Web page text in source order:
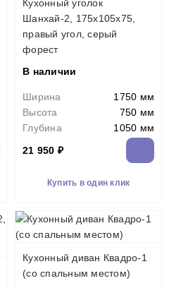
Кухонный уголок
Шанхай-2, 175x105x75,
правый угол, серый
форест
В наличии
Ширина
1750 мм
Высота
750 мм
Глубина
1050 мм
21 950 ₽
Купить в один клик
Кухонный диван Квадро-1
(со спальным местом)